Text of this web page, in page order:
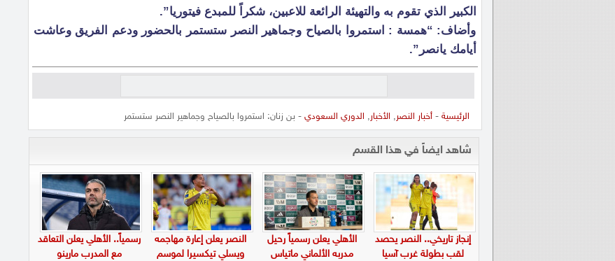
الكبير الذي تقوم به والتهيئة الرائعة للاعبين، شكراً للمبدع فيتوريا”.
وأضاف: “همسة : استمروا بالصياح وجماهير النصر ستستمر بالحضور ودعم الفريق وعاشت
أيامك يانصر”.
الرئيسية -أخبار النصر, الأخبار, الدوري السعودي - بن زنان: استمروا بالصياح وجماهير النصر ستستمر
شاهد ايضاً في هذا القسم
إنجاز تاريخي.. النصر يحصد
لقب بطولة غرب آسيا
الأهلي يعلن رسمياً رحيل
مدربه الألماني ماتياس
النصر يعلن إعارة مهاجمه
ويسلي تيكسيرا لموسم
رسمياً.. الأهلي يعلن التعاقد
مع المدرب مارينو